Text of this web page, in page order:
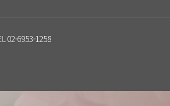
02-6953-1258